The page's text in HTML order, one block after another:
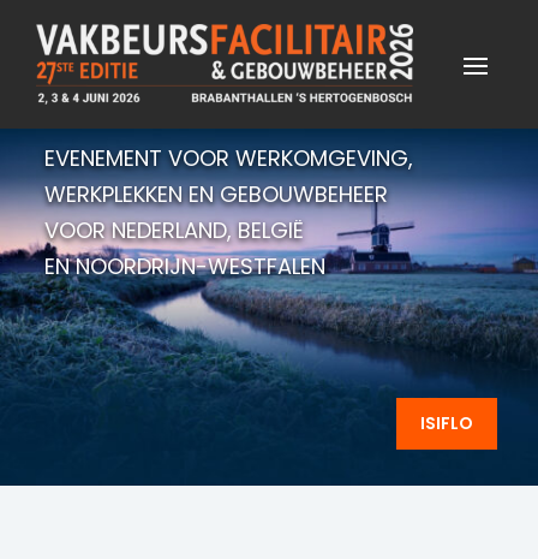
EVENEMENT VOOR WERKOMGEVING,
WERKPLEKKEN EN GEBOUWBEHEER
VOOR NEDERLAND, BELGIË
EN NOORDRIJN-WESTFALEN
ISIFLO